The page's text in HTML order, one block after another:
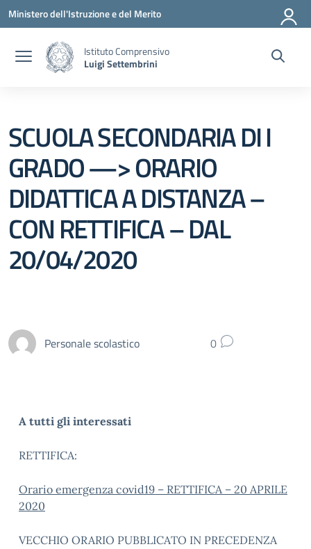
Vai ai contenuti
Vai al menu di navigazione
Vai al footer
Ministero dell'Istruzione e del Merito
Istituto Comprensivo
Luigi Settembrini
SCUOLA SECONDARIA DI I
GRADO —> ORARIO
DIDATTICA A DISTANZA –
CON RETTIFICA – DAL
20/04/2020
Personale scolastico 0
A tutti gli interessati
RETTIFICA:
Orario emergenza covid19 – RETTIFICA – 20 APRILE
2020
VECCHIO ORARIO PUBBLICATO IN PRECEDENZA